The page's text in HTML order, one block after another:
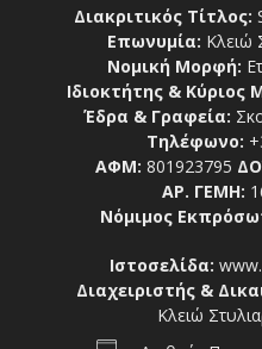
Διακριτικός Τίτλος:
Επωνυμία: Κλειώ
Νομική Μορφή:
Ιδιοκτήτης & Κύριος
Έδρα & Γραφεία:
Τηλέφωνο:
ΑΦΜ: 801923795
ΑΡ. ΓΕΜΗ:
Νόμιμος
Ιστοσελίδα:
Διαχειριστής &
Κλειώ